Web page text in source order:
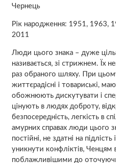
Чернець
Рік народження: 1951, 1963,
2011
Люди цього знака – дуже
називається, зі стрижнем. Їх
раз обраного шляху. При
життєрадісні і товариські,
обожнюють дискутувати і
цінують в людях доброту,
безпосередність, легкість в
амурних справах люди цього
постійні, не здатні на
уникнути конфліктів, Ченцям
поблажливішими до